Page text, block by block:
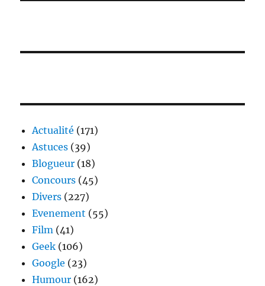
Actualité (171)
Astuces (39)
Blogueur (18)
Concours (45)
Divers (227)
Evenement (55)
Film (41)
Geek (106)
Google (23)
Humour (162)